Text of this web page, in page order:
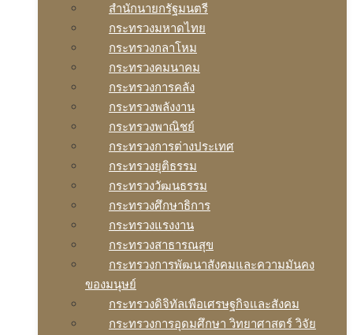
สํานักนายกรัฐมนตรี
กระทรวงมหาดไทย
กระทรวงกลาโหม
กระทรวงคมนาคม
กระทรวงการคลัง
กระทรวงพลังงาน
กระทรวงพาณิชย์
กระทรวงการต่างประเทศ
กระทรวงยุติธรรม
กระทรวงวัฒนธรรม
กระทรวงศึกษาธิการ
กระทรวงแรงงาน
กระทรวงสาธารณสุข
กระทรวงการพัฒนาสังคมและความมันคง
ของมนุษย์
กระทรวงดิจิทัลเพือเศรษฐกิจและสังคม
กระทรวงการอุดมศึกษา วิทยาศาสตร์ วิจัย